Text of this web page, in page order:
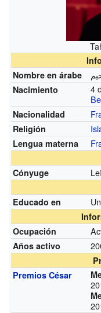
Nombre en árabe
Nacimiento
4
Nacionalidad
Religión
Lengua materna
Cónyuge
Educado en
Ocupación
Años activo
Premios César